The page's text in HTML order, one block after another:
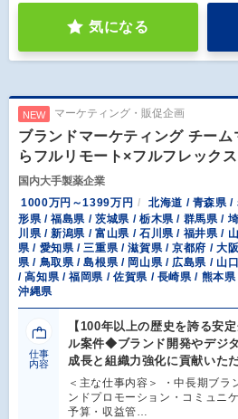
気になる
NEW マーケティング・販促企画
ブランドマーケティング チー
らフルリモート×フルフレックス
国内大手製薬企業
1000万円～1399万円
北海道 / 青森県 /
形県 / 福島県 / 茨城県 / 栃木県 / 群馬県 /
川県 / 新潟県 / 富山県 / 石川県 / 福井県 /
県 / 愛知県 / 三重県 / 滋賀県 / 京都府 / 大
県 / 鳥取県 / 島根県 / 岡山県 / 広島県 / 山
/ 高知県 / 福岡県 / 佐賀県 / 長崎県 / 熊本
沖縄県
仕事
内容
【100年以上の歴史を誇る安
ル案件◆ブランド開発やデジ
成長と組織力強化に貢献いた
＜主な仕事内容＞ ・中長期ブラ
ンドプロモーション・コミュニ
予算・収益管…